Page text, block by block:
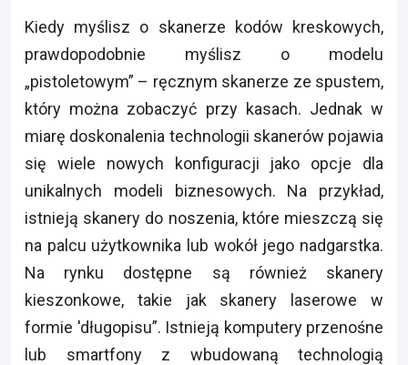
Kiedy myślisz o skanerze kodów kreskowych,
prawdopodobnie myślisz o modelu
„pistoletowym” – ręcznym skanerze ze spustem,
który można zobaczyć przy kasach. Jednak w
miarę doskonalenia technologii skanerów pojawia
się wiele nowych konfiguracji jako opcje dla
unikalnych modeli biznesowych. Na przykład,
istnieją skanery do noszenia, które mieszczą się
na palcu użytkownika lub wokół jego nadgarstka.
Na rynku dostępne są również skanery
kieszonkowe, takie jak skanery laserowe w
formie 'długopisu”. Istnieją komputery przenośne
lub smartfony z wbudowaną technologią